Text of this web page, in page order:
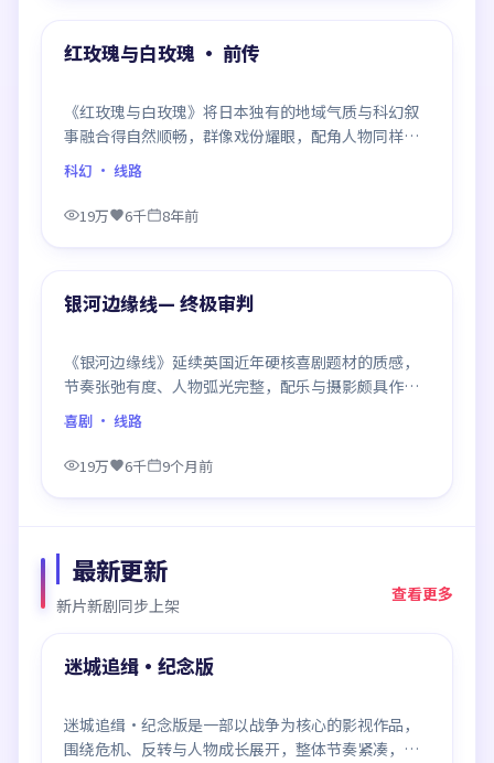
精选
红玫瑰与白玫瑰 · 前传
《红玫瑰与白玫瑰》将日本独有的地域气质与科幻叙
事融合得自然顺畅，群像戏份耀眼，配角人物同样鲜
活，整部作品质感扎实。
科幻 · 线路
19万 6千 8年前
精选
银河边缘线— 终极审判
《银河边缘线》延续英国近年硬核喜剧题材的质感，
节奏张弛有度、人物弧光完整，配乐与摄影颇具作者
风格，是一部值得逐帧细看的诚意之作。
喜剧 · 线路
19万 6千 9个月前
最新更新
新片新剧同步上架
查看更多
最新
99:46
迷城追缉·纪念版
迷城追缉·纪念版是一部以战争为核心的影视作品，
围绕危机、反转与人物成长展开，整体节奏紧凑，值